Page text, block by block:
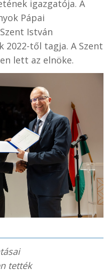
igazgatója. A
Pápai
István
2022-től tagja. A Szent
lett az elnöke.
tették